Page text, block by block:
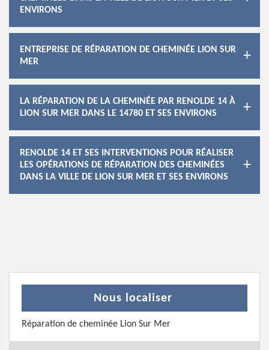
ENVIRONS
ENTREPRISE DE RÉPARATION DE CHEMINÉE LION SUR
MER
LA RÉPARATION DE LA CHEMINÉE PAR RENOLDE 14 À
LION SUR MER DANS LE 14780 ET SES ENVIRONS
RENOLDE 14 ET SES INTERVENTIONS POUR RÉALISER
LES OPÉRATIONS DE RÉPARATION DES CHEMINÉES
DANS LA VILLE DE LION SUR MER ET SES ENVIRONS
Nous localiser
Réparation de cheminée Lion Sur Mer